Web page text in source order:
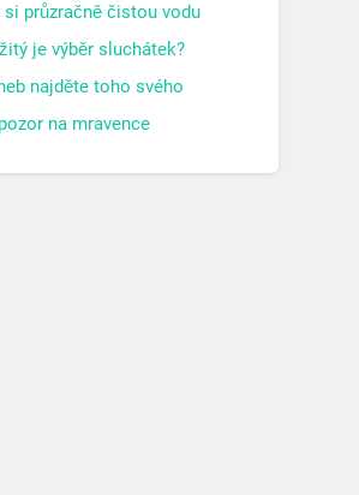
si průzračně čistou vodu
je výběr sluchátek?
najděte toho svého
na mravence